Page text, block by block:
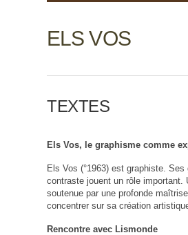
ELS VOS
TEXTES
Els Vos, le graphisme comme
Els Vos (°1963) est graphiste.
contraste jouent un rôle
soutenue par une profonde
concentrer sur sa création
Rencontre avec Lismonde